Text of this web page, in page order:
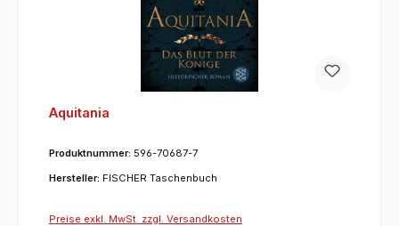
Aquitania
Produktnummer: 596-70687-7
Hersteller: FISCHER Taschenbuch
Preise exkl. MwSt. zzgl. Versandkosten